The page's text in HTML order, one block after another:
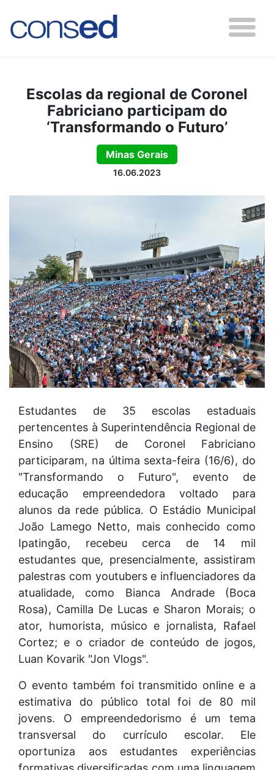
Escolas da regional de Coronel
Fabriciano participam do
‘Transformando o Futuro’
Minas Gerais
16.06.2023
Estudantes de 35 escolas estaduais
pertencentes à Superintendência Regional de
Ensino (SRE) de Coronel Fabriciano
participaram, na última sexta-feira (16/6), do
"Transformando o Futuro", evento de
educação empreendedora voltado para
alunos da rede pública. O Estádio Municipal
João Lamego Netto, mais conhecido como
Ipatingão, recebeu cerca de 14 mil
estudantes que, presencialmente, assistiram
palestras com youtubers e influenciadores da
atualidade, como Bianca Andrade (Boca
Rosa), Camilla De Lucas e Sharon Morais; o
ator, humorista, músico e jornalista, Rafael
Cortez; e o criador de conteúdo de jogos,
Luan Kovarik "Jon Vlogs".
O evento também foi transmitido online e a
estimativa do público total foi de 80 mil
jovens. O empreendedorismo é um tema
transversal do currículo escolar. Ele
oportuniza aos estudantes experiências